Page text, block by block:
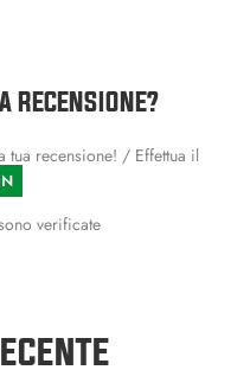
RECENSIONE?
recensione! / Effettua il
verificate